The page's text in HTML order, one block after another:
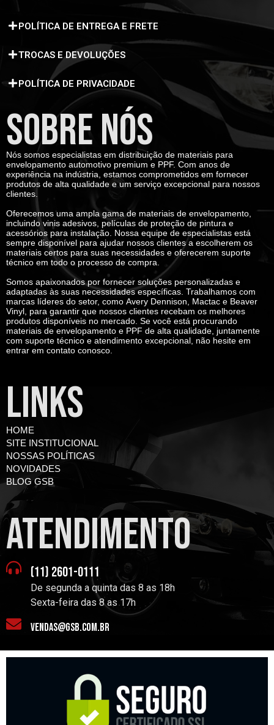
POLÍTICA DE ENTREGA E FRETE
TROCAS E DEVOLUÇÕES
POLÍTICA DE PRIVACIDADE
SOBRE NÓS
Nós somos especialistas em distribuição de materiais para
envelopamento automotivo premium e PPF. Com anos de
experiência na indústria, estamos comprometidos em fornecer
produtos de alta qualidade e um serviço excepcional para nossos
clientes.
Oferecemos uma ampla gama de materiais de envelopamento,
incluindo vinis adesivos, películas de proteção de pintura e
acessórios para instalação. Nossa equipe de especialistas está
sempre disponível para ajudar nossos clientes a escolherem os
materiais certos para suas necessidades e oferecerem suporte
técnico em todo o processo de compra.
Somos apaixonados por fornecer soluções personalizadas e
adaptadas às suas necessidades específicas. Trabalhamos com
marcas líderes do setor, como Avery Dennison, Mactac e Beaver
Vinyl, para garantir que nossos clientes recebam os melhores
produtos disponíveis no mercado. Se você está procurando
materiais de envelopamento e PPF de alta qualidade, juntamente
com suporte técnico e atendimento excepcional, não hesite em
entrar em contato conosco.
LINKS
HOME
SITE INSTITUCIONAL
NOSSAS POLÍTICAS
NOVIDADES
BLOG GSB
atendimento
(11) 2601-0111
De segunda a quinta das 8 as 18h
Sexta-feira das 8 as 17h
vendas@gsb.com.br